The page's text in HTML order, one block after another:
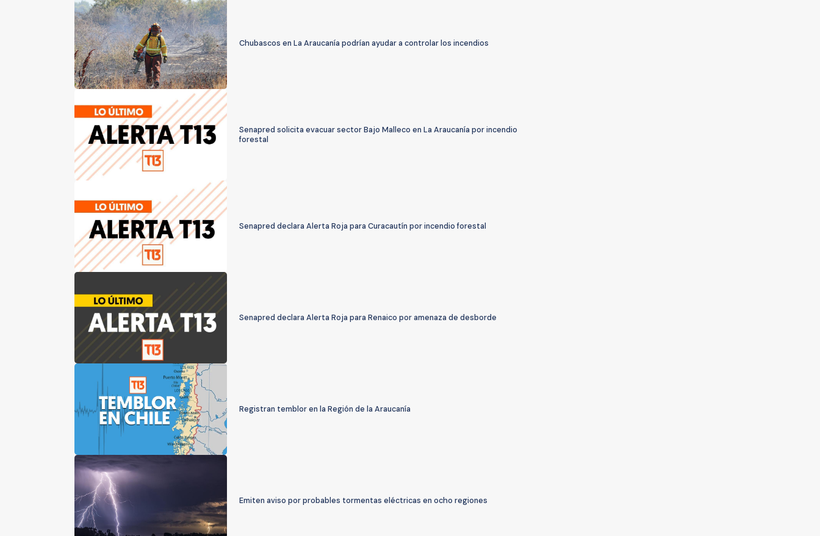
Chubascos en La Araucanía podrían ayudar a controlar los incendios
Senapred solicita evacuar sector Bajo Malleco en La Araucanía por incendio
forestal
Senapred declara Alerta Roja para Curacautín por incendio forestal
Senapred declara Alerta Roja para Renaico por amenaza de desborde
Registran temblor en la Región de la Araucanía
Emiten aviso por probables tormentas eléctricas en ocho regiones